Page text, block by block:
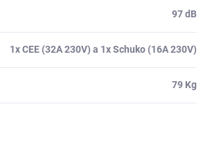
97 dB
1x CEE (32A 230V) a 1x Schuko (16A 230V)
79 Kg